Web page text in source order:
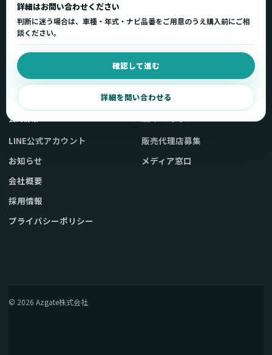
詳細はお問い合わせください
判断に迷う場合は、車種・年式・ナビ品番をご用意のうえ購入前にご相
談ください。
確認して進む
詳細を問い合わせる
製品一覧
車種適合を確認
用途から製品を選ぶ
取扱店舗・購入先
弊社販売ストアへ
Q&A・症状別サポート
起動不良復旧サービス
公式情報
LINE公式アカウント
お知らせ
会社概要
採用情報
プライバシーポリシー
販売代理店募集
メディア窓口
© 2026 Azgate株式会社